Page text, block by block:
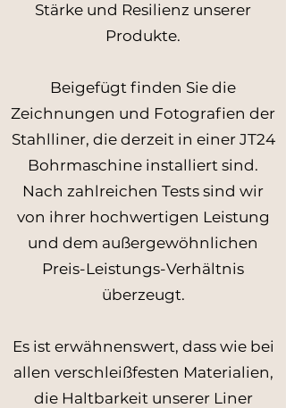
Stärke und Resilienz unserer
Produkte.
Beigefügt finden Sie die
Zeichnungen und Fotografien der
Stahlliner, die derzeit in einer JT24
Bohrmaschine installiert sind.
Nach zahlreichen Tests sind wir
von ihrer hochwertigen Leistung
und dem außergewöhnlichen
Preis-Leistungs-Verhältnis
überzeugt.
Es ist erwähnenswert, dass wie bei
allen verschleißfesten Materialien,
die Haltbarkeit unserer Liner